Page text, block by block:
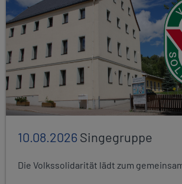
10.08.2026Singegruppe
Die Volkssolidarität lädt zum